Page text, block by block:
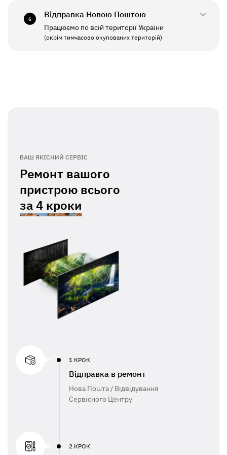
ПН - ПТ
СБ - НД
11:00 - 19:00
6 Відправка Новою Поштою
Працюємо по всій території України
(окрім тимчасово окупованих територій)
ВАШ ЯКІСНИЙ СЕРВІС
Ремонт вашого
пристрою всього
за4 кроки
1 КРОК
Відправка в ремонт
Нова Пошта / Відвідування
Сервісного Центру
2 КРОК